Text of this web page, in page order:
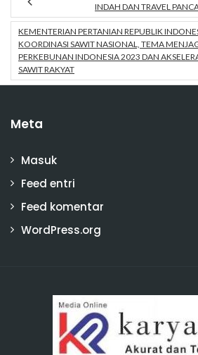
INDAH DAN TRAVEL
KEMENTERIAN PERTANIAN REPUBLIK
KOORDINASI SAWIT NASIONAL, TEMA
PERKEBUNAN INDONESIA 2023 DAN
SAWIT RAKYAT
Meta
Masuk
Feed entri
Feed komentar
WordPress.org